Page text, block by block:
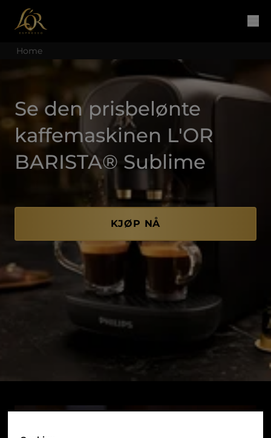
Home
Se den prisbelønte
kaffemaskinen L'OR
BARISTA® Sublime
KJØP NÅ